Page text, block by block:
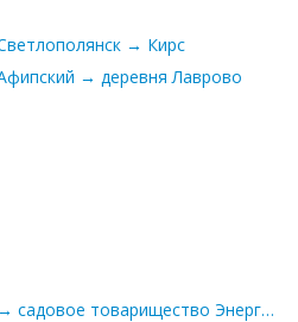
→ Кирс
→ деревня Лаврово
посёлок Железноводский → садовое товарищество Энергосбыт